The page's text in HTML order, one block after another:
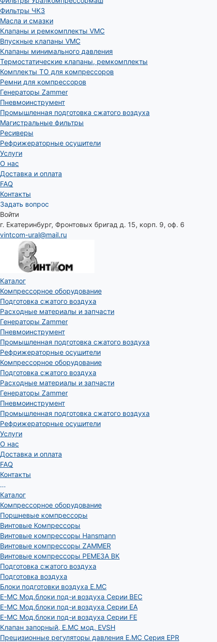
Фильтры ЧКЗ
Масла и смазки
Клапаны и ремкомплекты VMC
Впускные клапаны VMC
Клапаны минимального давления
Термостатические клапаны, ремкомплекты
Комплекты ТО для компрессоров
Ремни для компрессоров
Генераторы Zammer
Пневмоинструмент
Промышленная подготовка сжатого воздуха
Магистральные фильтры
Ресиверы
Рефрижераторные осушители
Услуги
О нас
Доставка и оплата
FAQ
Контакты
Задать вопрос
Войти
г. Екатеринбург, Фронтовых бригад д. 15, корп. 9, оф. 6
vintcom-ural@mail.ru
Каталог
Компрессорное оборудование
Подготовка сжатого воздуха
Расходные материалы и запчасти
Генераторы Zammer
Пневмоинструмент
Промышленная подготовка сжатого воздуха
Рефрижераторные осушители
Компрессорное оборудование
Подготовка сжатого воздуха
Расходные материалы и запчасти
Генераторы Zammer
Пневмоинструмент
Промышленная подготовка сжатого воздуха
Рефрижераторные осушители
Услуги
О нас
Доставка и оплата
FAQ
Контакты
...
Каталог
Компрессорное оборудование
Поршневые компрессоры
Винтовые Компрессоры
Винтовые компрессоры Hansmann
Винтовые компрессоры ZAMMER
Винтовые компрессоры РЕМЕЗА ВК
Подготовка сжатого воздуха
Подготовка воздуха
Блоки подготовки воздуха E.MC
E-MC Мод.блоки под-и воздуха Серии BEC
E-MC Мод.блоки под-и воздуха Серии EA
E-MC Мод.блоки под-и воздуха Серии FE
Клапан запорный, E.MC мод. EVSH
Прецизионные регуляторы давления E.MC Серия EPR